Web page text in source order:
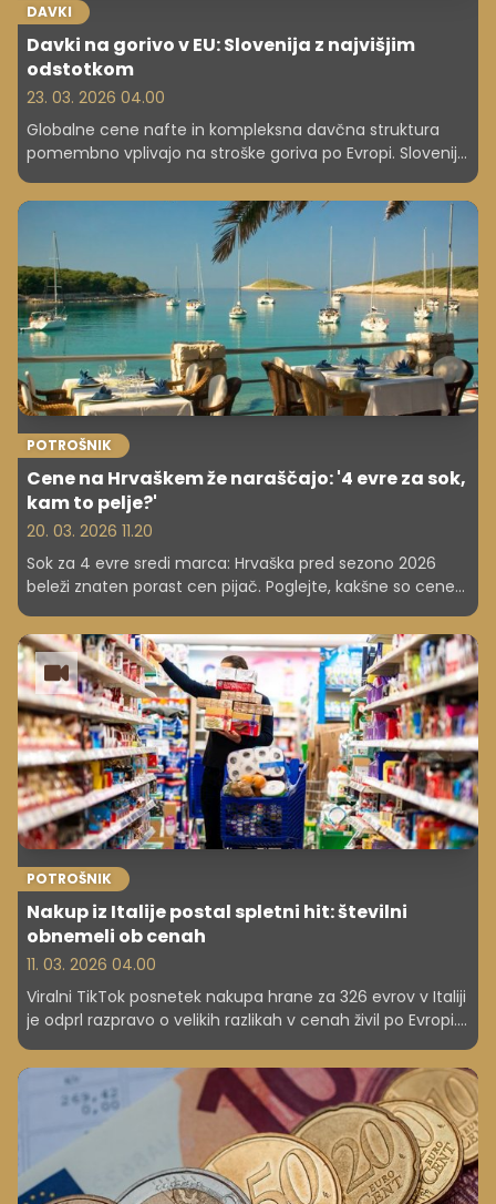
DAVKI
Davki na gorivo v EU: Slovenija z najvišjim
odstotkom
23. 03. 2026 04.00
Globalne cene nafte in kompleksna davčna struktura
pomembno vplivajo na stroške goriva po Evropi. Slovenija
cene ugodnejše kot v nekaterih drugih članicah EU.
Raziskava je pokazala stanje na dan 16. marec. Po tem
datumu se je pri nas gorivo že podražilo.
POTROŠNIK
Cene na Hrvaškem že naraščajo: '4 evre za sok,
kam to pelje?'
20. 03. 2026 11.20
Sok za 4 evre sredi marca: Hrvaška pred sezono 2026
beleži znaten porast cen pijač. Poglejte, kakšne so cene
glede prihodnjih cenovnih premikov.
POTROŠNIK
Nakup iz Italije postal spletni hit: številni
obnemeli ob cenah
11. 03. 2026 04.00
Viralni TikTok posnetek nakupa hrane za 326 evrov v Italiji
je odprl razpravo o velikih razlikah v cenah živil po Evropi.
Zakaj so čezmejni nakupi vse pogostejši?